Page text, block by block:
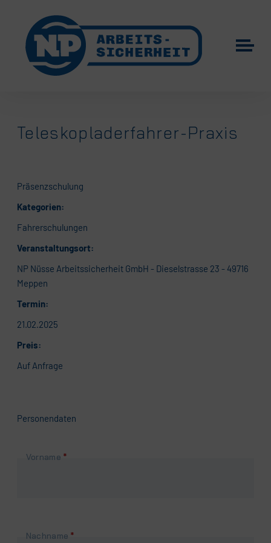
Teleskopladerfahrer-Praxis
Präsenzschulung
Kategorien:
Fahrerschulungen
Veranstaltungsort:
NP Nüsse Arbeitssicherheit GmbH - Dieselstrasse 23 - 49716
Meppen
Termin:
21.02.2025
Preis:
Auf Anfrage
Personendaten
Pflichtfeld
Vorname *
Pflichtfeld
Nachname *